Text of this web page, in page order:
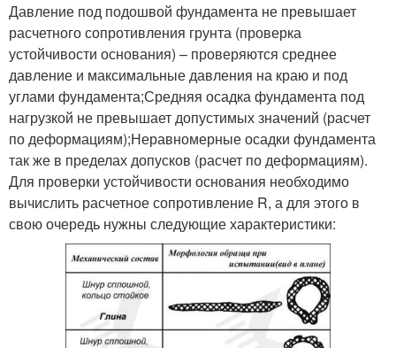
Давление под подошвой фундамента не превышает
расчетного сопротивления грунта (проверка
устойчивости основания) – проверяются среднее
давление и максимальные давления на краю и под
углами фундамента;Средняя осадка фундамента под
нагрузкой не превышает допустимых значений (расчет
по деформациям);Неравномерные осадки фундамента
так же в пределах допусков (расчет по деформациям).
Для проверки устойчивости основания необходимо
вычислить расчетное сопротивление R, а для этого в
свою очередь нужны следующие характеристики: